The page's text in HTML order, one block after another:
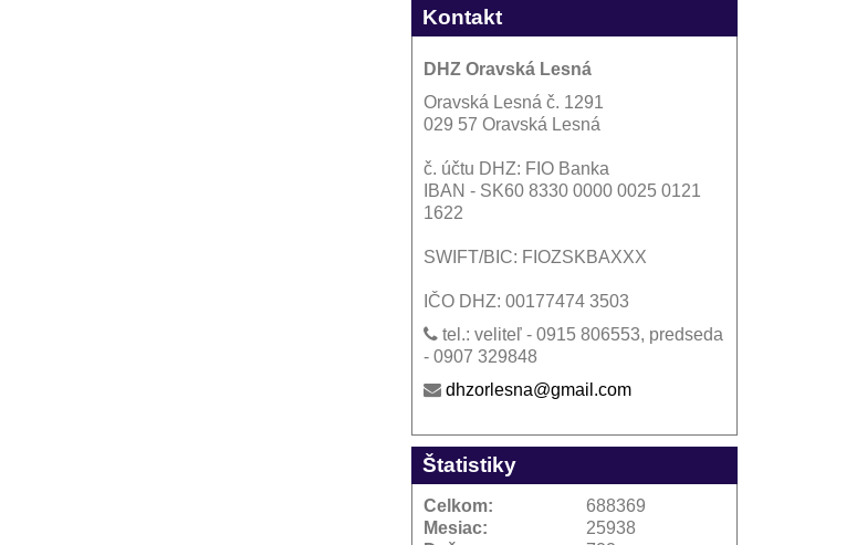
Kontakt
DHZ Oravská Lesná
Oravská Lesná č. 1291
029 57 Oravská Lesná
č. účtu DHZ: FIO Banka
IBAN - SK60 8330 0000 0025 0121
1622
SWIFT/BIC: FIOZSKBAXXX
IČO DHZ: 00177474 3503
tel.: veliteľ - 0915 806553, predseda
- 0907 329848
dhzorlesna@gmail.com
Štatistiky
Celkom:
688369
Mesiac:
25938